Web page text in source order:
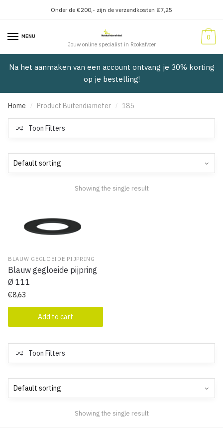
navigatie
inhoud
Onder de €200,- zijn de verzendkosten €7,25
MENU
Jouw online specialist in Rookafvoer
0
Na het aanmaken van een account ontvang je 30% korting
op je bestelling!
Home / Product Buitendiameter / 185
Toon Filters
Showing the single result
BLAUW GEGLOEIDE PIJPRING
Blauw gegloeide pijpring
Ø 111
€8,63
Add to cart
Toon Filters
Showing the single result